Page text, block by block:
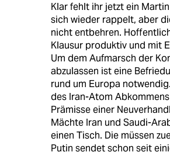
Klar fehlt ihr jetzt ein
sich wieder rappelt, aber
nicht entbehren.
Klausur produktiv und mit
Um dem Aufmarsch der
abzulassen ist eine
rund um Europa
des Iran-Atom
Prämisse einer
Mächte Iran und Saudi-
einen Tisch. Die müssen
Putin sendet schon seit